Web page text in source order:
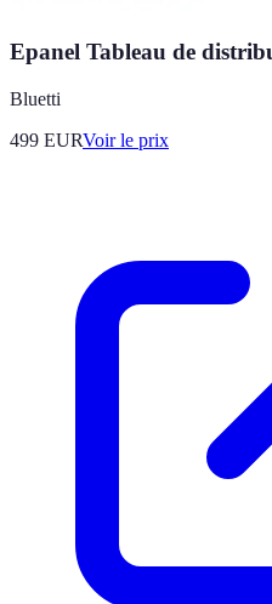
Epanel Tableau de
Bluetti
499 EURVoir le prix